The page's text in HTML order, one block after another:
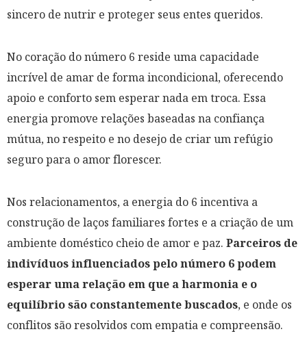
sincero de nutrir e proteger seus entes queridos.
No coração do número 6 reside uma capacidade
incrível de amar de forma incondicional, oferecendo
apoio e conforto sem esperar nada em troca. Essa
energia promove relações baseadas na confiança
mútua, no respeito e no desejo de criar um refúgio
seguro para o amor florescer.
Nos relacionamentos, a energia do 6 incentiva a
construção de laços familiares fortes e a criação de um
ambiente doméstico cheio de amor e paz. Parceiros de
indivíduos influenciados pelo número 6 podem
esperar uma relação em que a harmonia e o
equilíbrio são constantemente buscados, e onde os
conflitos são resolvidos com empatia e compreensão.